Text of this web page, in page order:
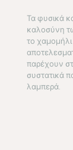
Τα φυσικά
καλοσύνη
το
παρέχουν
συστατικά
λαμπερά.